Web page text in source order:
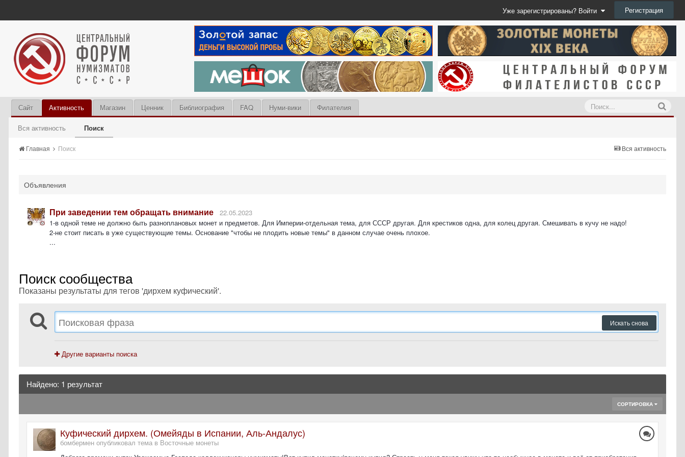
Уже зарегистрированы? Войти Регистрация
Сайт Активность
Вся активность Поиск
Магазин Ценник Библиография FAQ Нуми-вики Филателия
Вся активность
Главная Поиск
Объявления
При заведении тем обращать внимание
22.05.2023
1-в одной теме не должно быть разноплановых монет и предметов. Для Империи-отдельная тема, для СССР другая. Для крестиков одна, для колец другая. Смешивать в кучу не надо!
2-не стоит писать в уже существующие темы. Основание "чтобы не плодить новые темы" в данном случае очень плохое.
...
Поиск сообщества
Показаны результаты для тегов 'дирхем куфический'.
Искать снова
Другие варианты поиска
Найдено: 1 результат
СОРТИРОВКА
Куфический дирхем. (Омейяды в Испании, Аль-Андалус)
бомбермен опубликовал тема в Восточные монеты